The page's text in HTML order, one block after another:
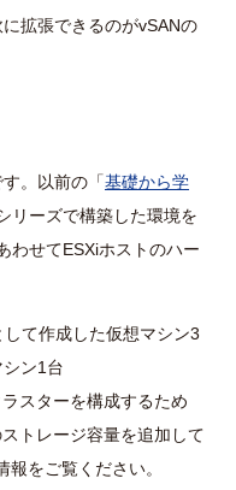
拡張できるのがvSANの
。以前の「基礎から学
リーズで構築した環境を
わせてESXiホストのハー
して作成した仮想マシン3
ン1台
ラスターを構成するため
ストレージ容量を追加して
をご覧ください。